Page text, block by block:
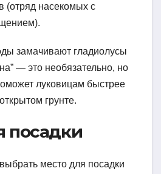
(отряд насекомых с
замачивают гладиолусы
— это необязательно, но
луковицам быстрее
грунте.
посадки
место для посадки